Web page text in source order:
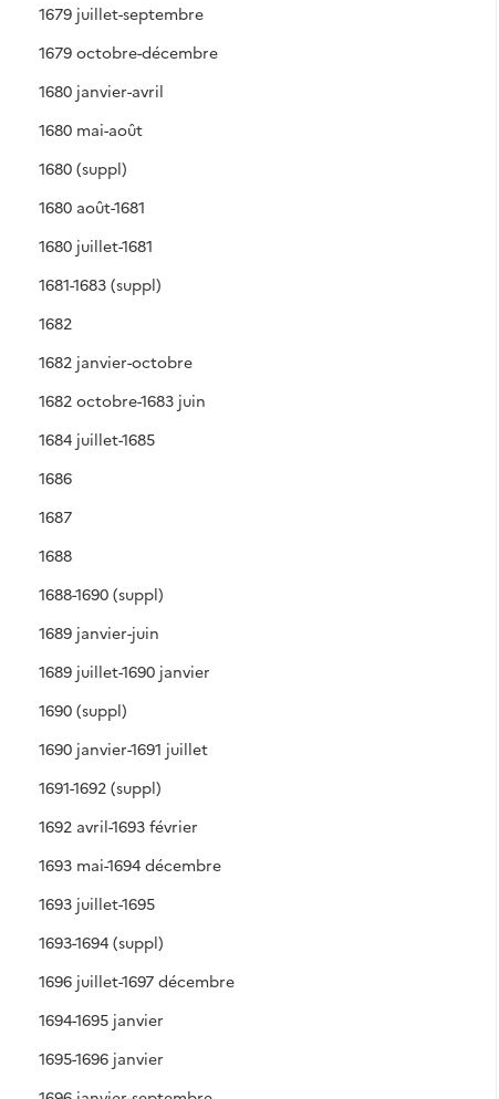
1679 juillet-septembre
1679 octobre-décembre
1680 janvier-avril
1680 mai-août
1680 (suppl)
1680 août-1681
1680 juillet-1681
1681-1683 (suppl)
1682
1682 janvier-octobre
1682 octobre-1683 juin
1684 juillet-1685
1686
1687
1688
1688-1690 (suppl)
1689 janvier-juin
1689 juillet-1690 janvier
1690 (suppl)
1690 janvier-1691 juillet
1691-1692 (suppl)
1692 avril-1693 février
1693 mai-1694 décembre
1693 juillet-1695
1693-1694 (suppl)
1696 juillet-1697 décembre
1694-1695 janvier
1695-1696 janvier